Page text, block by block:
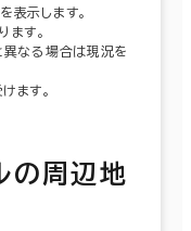
示します。
す。
異なる場合は現況を
ます。
の周辺地